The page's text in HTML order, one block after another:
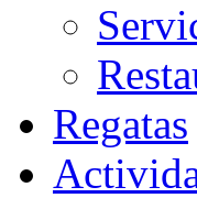
Regatas